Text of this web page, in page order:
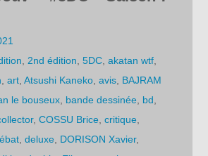
2nd édition ,5DC ,akatan wtf
,art ,Atsushi Kaneko ,avis BAJRAM
le bouseux bande dessinée bd
,COSSU Brice ,critique
,deluxe DORISON Xavier,